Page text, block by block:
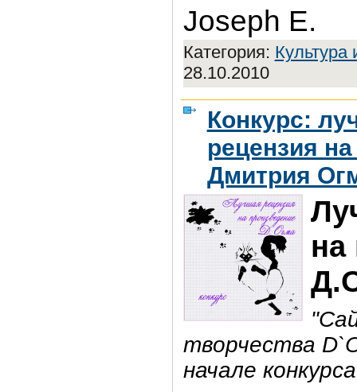
Joseph E.
Категория: Культура
28.10.2010
Конкурс:
рецензия
Дмитрия
на
творчества
начале